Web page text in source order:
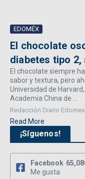
EDOMÉX
El chocolate
diabetes tipo
El chocolate siempre
sabor y textura, pero
Universidad de
Academia China de ...
Redacción Diario Edomex
Read More
¡Síguenos!
Facebook
Me gusta